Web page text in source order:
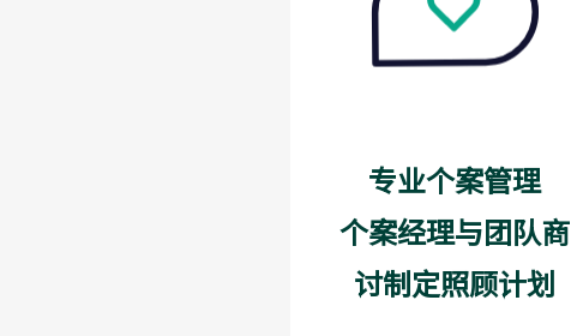
专业个案管理
个案经理与团队商
讨制定照顾计划